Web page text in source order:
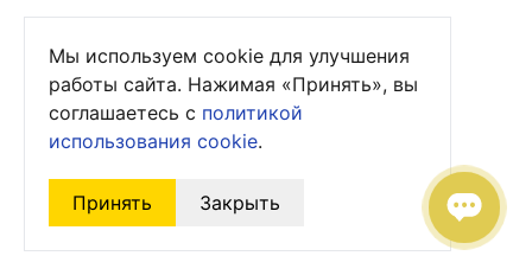
Мы используем cookie для улучшения
работы сайта. Нажимая «Принять», вы
соглашаетесь с политикой
использования cookie.
Принять Закрыть